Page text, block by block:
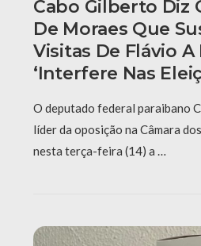
Cabo Gilberto Diz
De Moraes Que
Visitas De Flávio
‘interfere Nas
O deputado federal paraibano
líder da oposição na Câmara
nesta terça-feira (14) a …